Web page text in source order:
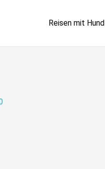
Reisen mit Hund